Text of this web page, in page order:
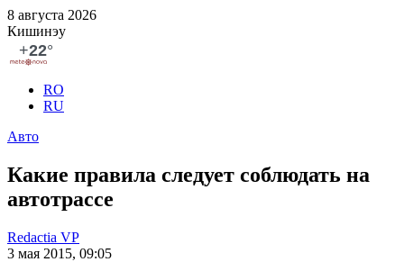
8 августа 2026
Кишинэу
RO
RU
Авто
Какие правила следует соблюдать на
автотрассе
Redactia VP
3 мая 2015, 09:05